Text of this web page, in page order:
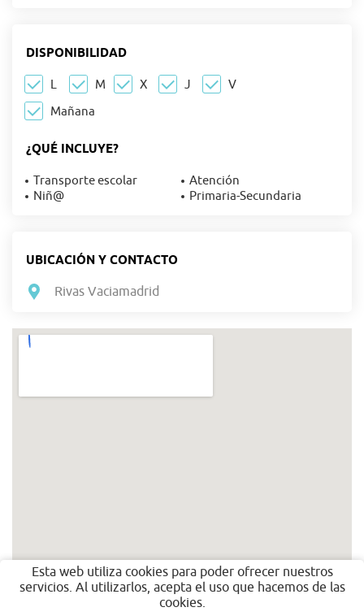
Esta web utiliza cookies para poder ofrecer nuestros
servicios. Al utilizarlos, acepta el uso que hacemos de las
cookies.
DISPONIBILIDAD
L M X J
V
Mañana
¿QUÉ INCLUYE?
Transporte escolar
Atención
Niñ@
Primaria-Secundaria
UBICACIÓN Y CONTACTO
Rivas Vaciamadrid